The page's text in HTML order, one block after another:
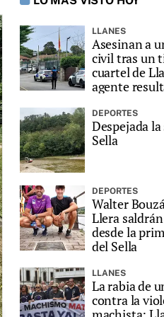
LLANES
Asesinan a
civil tras un
cuartel de
agente
DEPORTES
Despejada
Sella
DEPORTES
Walter
Llera
desde la
del Sella
LLANES
La rabia de
contra la